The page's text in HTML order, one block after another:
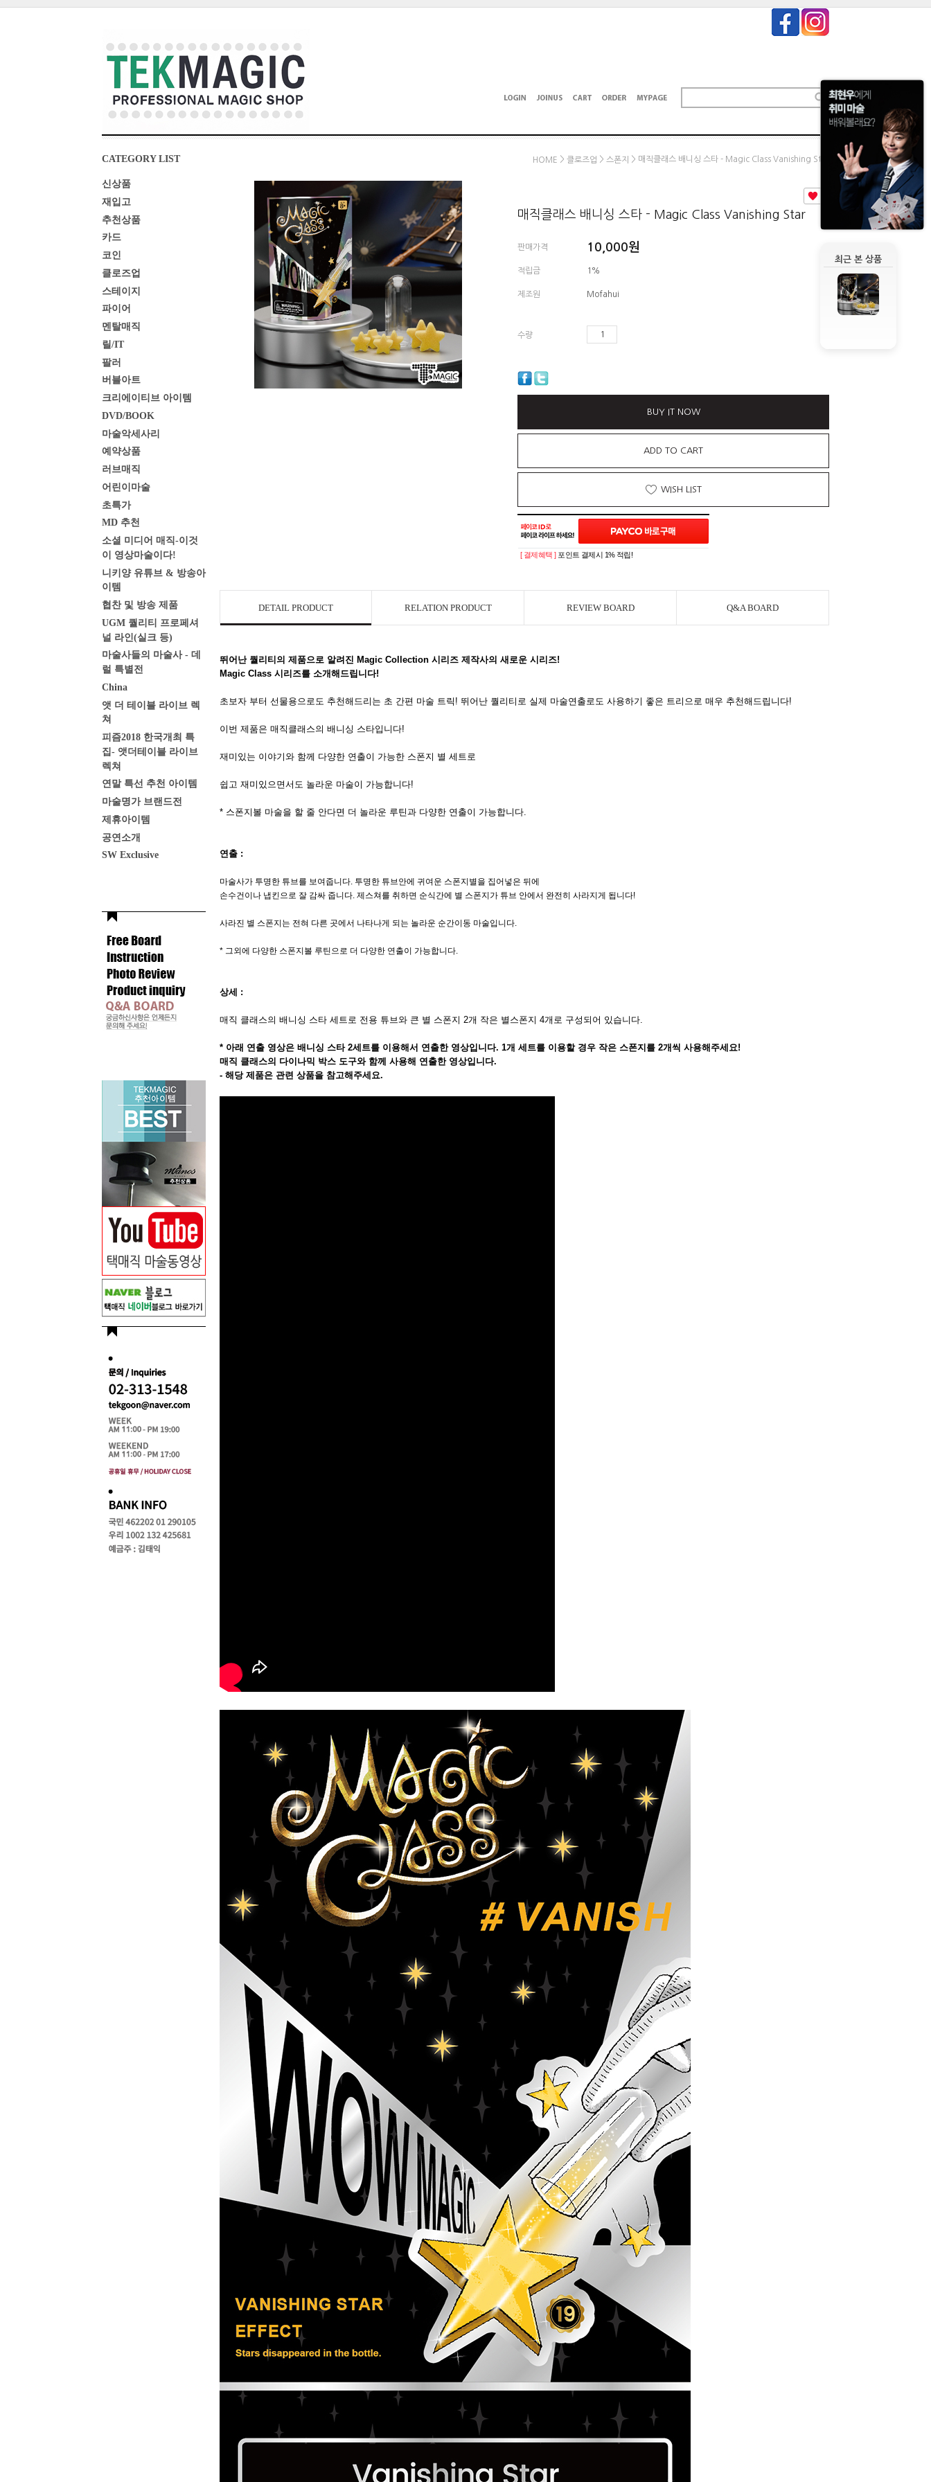
최근 본 상품
CATEGORY LIST
신상품
재입고
추천상품
카드
코인
클로즈업
스테이지
파이어
멘탈매직
릴/IT
팔러
버블아트
크리에이티브 아이템
DVD/BOOK
마술악세사리
예약상품
러브매직
어린이마술
초특가
MD 추천
소셜 미디어 매직-이것
이 영상마술이다!
니키양 유튜브 & 방송아
이템
협찬 및 방송 제품
UGM 퀄리티 프로페셔
널 라인(실크 등)
마술사들의 마술사 - 데
럴 특별전
China
앳 더 테이블 라이브 렉
쳐
피즘2018 한국개최 특
집- 앳더테이블 라이브
렉쳐
연말 특선 추천 아이템
마술명가 브랜드전
제휴아이템
공연소개
SW Exclusive
HOME > 클로즈업 > 스폰지 > 매직클래스 배니싱 스타 - Magic Class Vanishing Star
매직클래스 배니싱 스타 - Magic Class Vanishing Star
판매가격 10,000원
적립금 1%
제조원 Mofahui
수량
BUY IT NOW
ADD TO CART
WISH LIST
[ 결제혜택 ] 포인트 결제시 1% 적립!
DETAIL PRODUCT RELATION PRODUCT REVIEW BOARD Q&A BOARD
뛰어난 퀄리티의 제품으로 알려진 Magic Collection 시리즈 제작사의 새로운 시리즈!
Magic Class 시리즈를 소개해드립니다!
초보자 부터 선물용으로도 추천해드리는 초 간편 마술 트릭! 뛰어난 퀄리티로 실제 마술연출로도 사용하기 좋은 트리으로 매우 추천해드립니다!
이번 제품은 매직클래스의 배니싱 스타입니다!
재미있는 이야기와 함께 다양한 연출이 가능한 스폰지 별 세트로
쉽고 재미있으면서도 놀라운 마술이 가능합니다!
* 스폰지볼 마술을 할 줄 안다면 더 놀라운 루틴과 다양한 연출이 가능합니다.
연출 :
마술사가 투명한 튜브를 보여줍니다. 투명한 튜브안에 귀여운 스폰지별을 집어넣은 뒤에
손수건이나 냅킨으로 잘 감싸 줍니다. 제스쳐를 취하면 순식간에 별 스폰지가 튜브 안에서 완전히 사라지게 됩니다!
사라진 별 스폰지는 전혀 다른 곳에서 나타나게 되는 놀라운 순간이동 마술입니다.
* 그외에 다양한 스폰지볼 루틴으로 더 다양한 연출이 가능합니다.
상세 :
매직 클래스의 배니싱 스타 세트로 전용 튜브와 큰 별 스폰지 2개 작은 별스폰지 4개로 구성되어 있습니다.
* 아래 연출 영상은 배니싱 스타 2세트를 이용해서 연출한 영상입니다. 1개 세트를 이용할 경우 작은 스폰지를 2개씩 사용해주세요!
매직 클래스의 다이나믹 박스 도구와 함께 사용해 연출한 영상입니다.
- 해당 제품은 관련 상품을 참고해주세요.